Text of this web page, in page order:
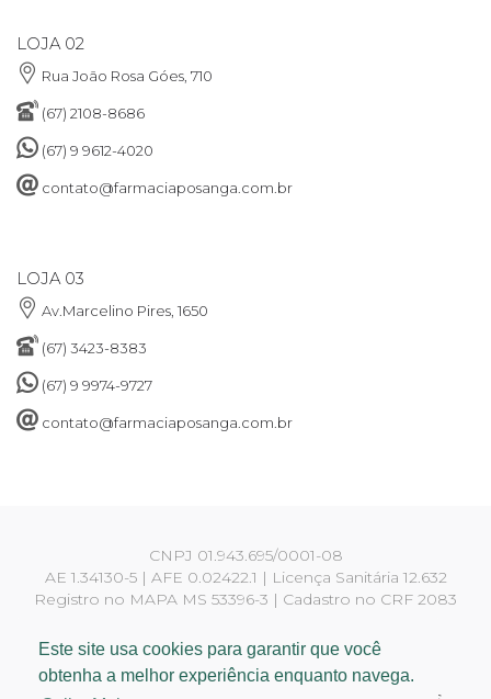
Este site usa cookies para garantir que você
obtenha a melhor experiência enquanto navega.
LOJA 02
Rua João Rosa Góes, 710
(67) 2108-8686
(67) 9 9612-4020
contato@farmaciaposanga.com.br
LOJA 03
Av.Marcelino Pires, 1650
(67) 3423-8383
(67) 9 9974-9727
contato@farmaciaposanga.com.br
CNPJ 01.943.695/0001-08
AE 1.34130-5 | AFE 0.02422.1 | Licença Sanitária 12.632
Registro no MAPA MS 53396-3 | Cadastro no CRF 2083
Yara Martins Rigotti CRF 810
Francielly Ferraz Viana CRF 3634